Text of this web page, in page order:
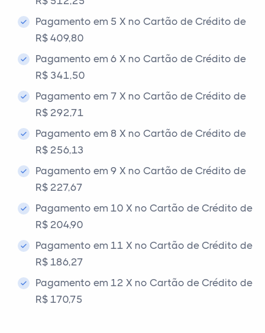
Pagamento em 5 X no Cartão de Crédito de
R$ 409,80
Pagamento em 6 X no Cartão de Crédito de
R$ 341,50
Pagamento em 7 X no Cartão de Crédito de
R$ 292,71
Pagamento em 8 X no Cartão de Crédito de
R$ 256,13
Pagamento em 9 X no Cartão de Crédito de
R$ 227,67
Pagamento em 10 X no Cartão de Crédito de
R$ 204,90
Pagamento em 11 X no Cartão de Crédito de
R$ 186,27
Pagamento em 12 X no Cartão de Crédito de
R$ 170,75